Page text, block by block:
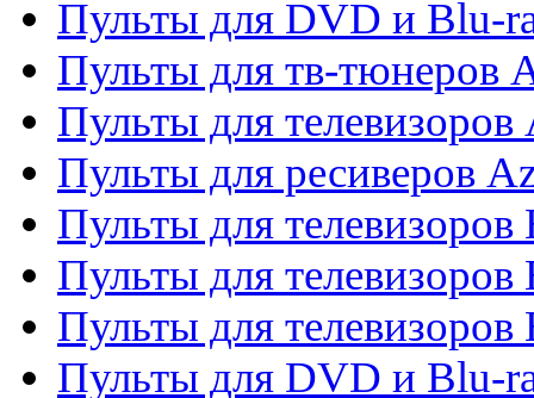
Пульты для DVD и Blu-
Пульты для тв-тюнеров
Пульты для телевизоров
Пульты для ресиверов
Пульты для
Пульты для
Пульты для
Пульты для DVD и Blu-